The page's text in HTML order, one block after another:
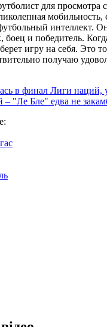
для просмотра
мобильность,
интеллект.
и победитель.
игру на себя. Это
получаю
в финал Лиги наций,
– "Ле Бле" едва не
: